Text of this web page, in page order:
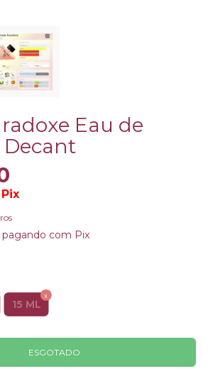
Eau de
Pix
pagando com Pix
15 ML